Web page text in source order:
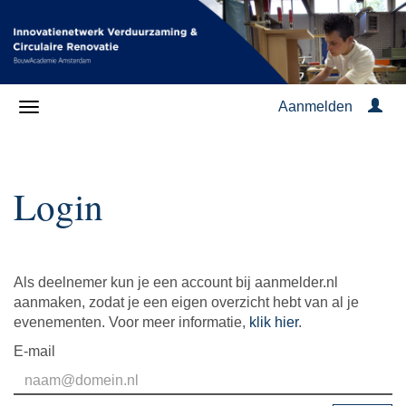
Aanmelden
Login
Als deelnemer kun je een account bij aanmelder.nl
aanmaken, zodat je een eigen overzicht hebt van al je
evenementen. Voor meer informatie, klik hier.
E-mail